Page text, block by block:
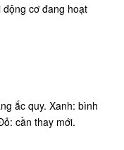
cơ đang hoạt
ắc quy. Xanh: bình
cần thay mới.